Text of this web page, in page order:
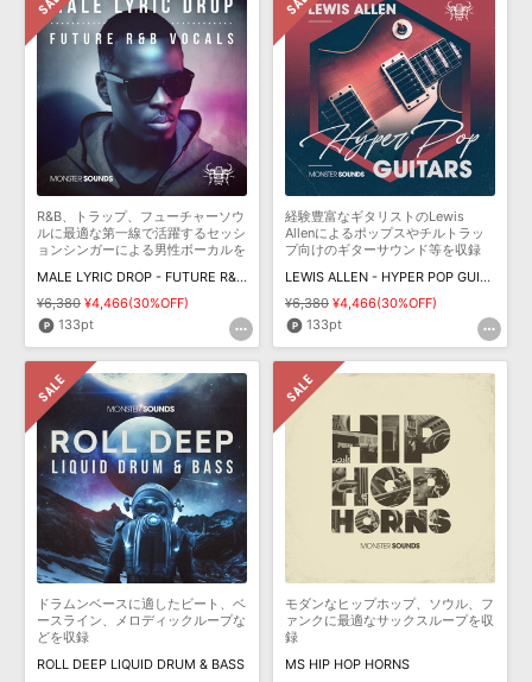
R&B、トラップ、フューチャーソウ
ルに最適な第一線で活躍するセッシ
ョンシンガーによる男性ボーカルを
MALE LYRIC DROP - FUTURE R&B VOCALS
¥6,380 ¥4,466(30%OFF)
133pt
経験豊富なギタリストのLewis
Allenによるポップスやチルトラッ
プ向けのギターサウンド等を収録
LEWIS ALLEN - HYPER POP GUITARS
¥6,380 ¥4,466(30%OFF)
133pt
ドラムンベースに適したビート、ベ
ースライン、メロディックループな
どを収録
ROLL DEEP LIQUID DRUM & BASS
モダンなヒップホップ、ソウル、フ
ァンクに最適なサックスループを収
録
MS HIP HOP HORNS